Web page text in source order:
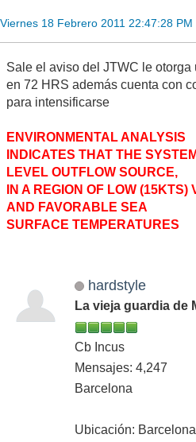
Viernes 18 Febrero 2011 22:47:28 PM
Sale el aviso del JTWC le
en 72 HRS además cuenta con
para intensificarse
ENVIRONMENTAL ANALYSIS
INDICATES THAT THE
LEVEL OUTFLOW SOURCE,
IN A REGION OF LOW
AND FAVORABLE SEA
SURFACE TEMPERATURES
hardstyle
La vieja guardia de
Cb Incus
Mensajes: 4,247
Barcelona
Ubicación: Barcelona